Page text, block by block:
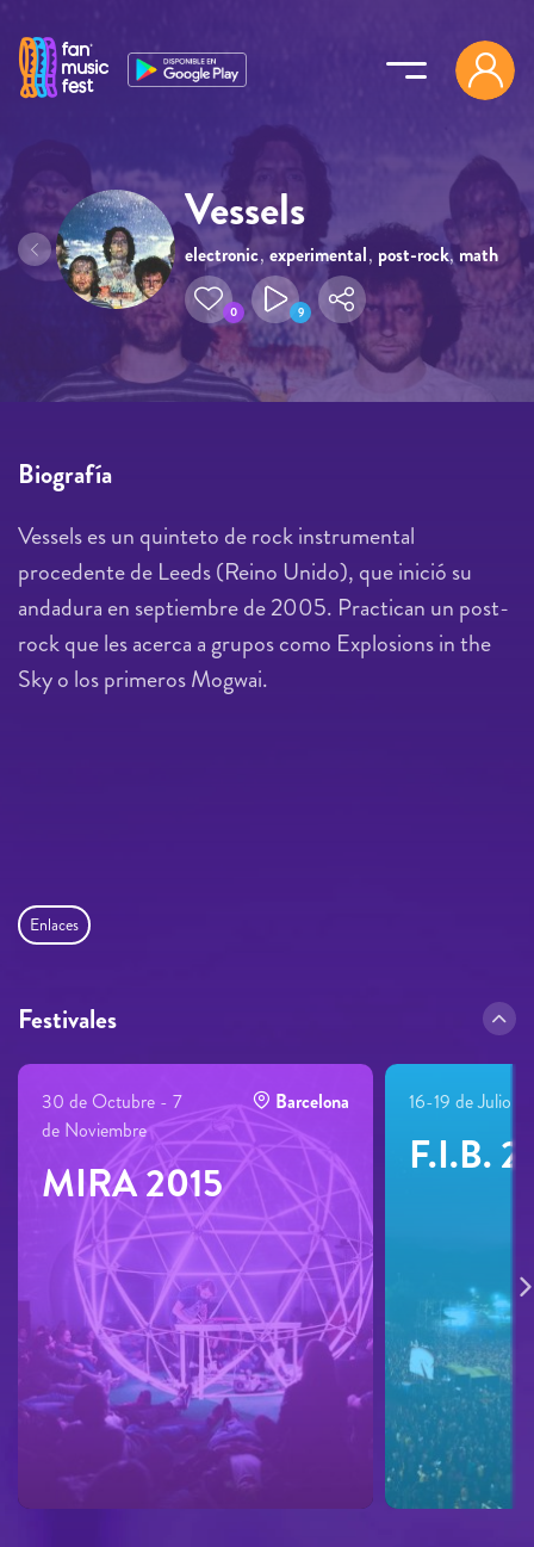
Vessels
electronic, experimental, post-rock, math
rock
0 9
Biografía
Vessels es un quinteto de rock instrumental
procedente de Leeds (Reino Unido), que inició su
andadura en septiembre de 2005. Practican un post-
rock que les acerca a grupos como Explosions in the
Sky o los primeros Mogwai.
Enlaces
Festivales
30 de Octubre - 7
de Noviembre
Barcelona
MIRA 2015
16-19 de Julio
F.I.B.